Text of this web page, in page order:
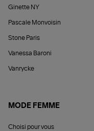
Ginette NY
Pascale Monvoisin
Stone Paris
Vanessa Baroni
Vanrycke
MODE FEMME
Choisi pour vous